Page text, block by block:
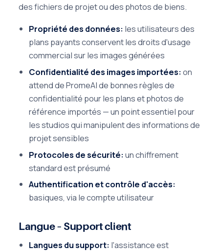
des fichiers de projet ou des photos de biens.
Propriété des données: les utilisateurs des
plans payants conservent les droits d'usage
commercial sur les images générées
Confidentialité des images importées:on
attend de PromeAI de bonnes règles de
confidentialité pour les plans et photos de
référence importés — un point essentiel pour
les studios qui manipulent des informations de
projet sensibles
Protocoles de sécurité:un chiffrement
standard est présumé
Authentification et contrôle d'accès:
basiques, via le compte utilisateur
Langue – Support client
Langues du support: l'assistance est